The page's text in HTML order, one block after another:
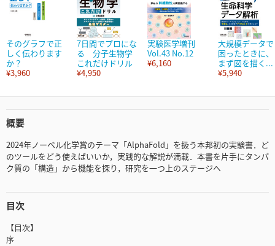
そのグラフで正
しく伝わります
か？
¥3,960
7日間でプロにな
る 分子生物学
これだけドリル
¥4,950
実験医学増刊
Vol.43 No.12
¥6,160
大規模データで
困ったときに、
まず図を描く...
¥5,940
概要
2024年ノーベル化学賞のテーマ「AlphaFold」を扱う本邦初の実験書．ど
のツールをどう使えばいいか，実践的な解説が満載．本書を片手にタンパ
ク質の「構造」から機能を探り，研究を一つ上のステージへ
目次
【目次】
序